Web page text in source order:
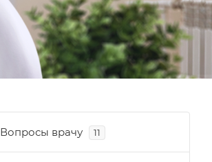
Вопросы врачу 11